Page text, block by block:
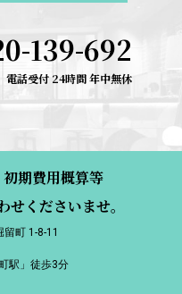
139-692
電話受付 24時間 年中無休
期費用概算等
くださいませ。
町 1-8-11
駅」徒歩3分